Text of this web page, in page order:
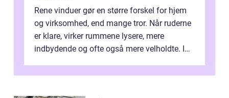
Rene vinduer gør en større forskel for hjem
og virksomhed, end mange tror. Når ruderne
er klare, virker rummene lysere, mere
indbydende og ofte også mere velholdte. I